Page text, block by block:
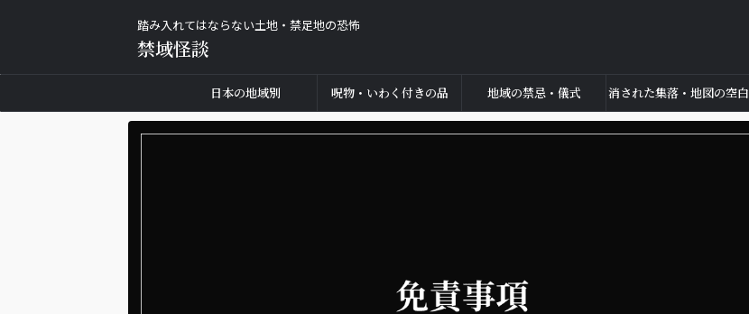
踏み入れてはならない土地・禁足地の恐怖
禁域怪談
日本の地域別 呪物・いわく付きの品 地域の禁忌・儀式 消された集落・地図の空白